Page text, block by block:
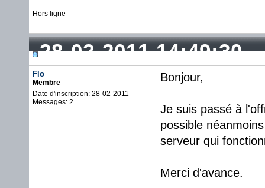
Hors ligne
28-02-2011 14:49:30
Flo
Membre
Date d'inscription: 28-02-2011
Messages: 2
Bonjour,
Je suis passé à
possible
serveur qui
Merci d'avance.